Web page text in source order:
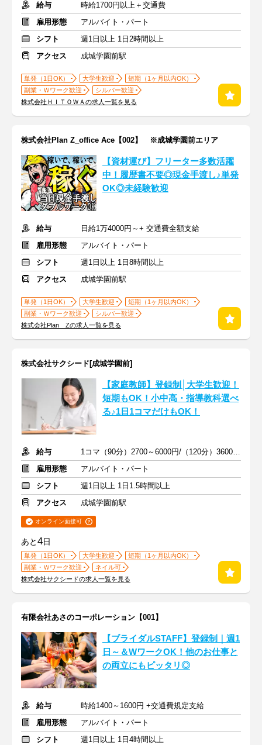
給与
時給1700円以上＋交通費
雇用形態
アルバイト・パート
シフト
週1日以上 1日2時間以上
アクセス
成城学園前駅
単発（1日OK） 大学生歓迎
短期（1ヶ月以内OK）
副業・Ｗワーク歓迎
シルバー歓迎
株式会社ＨＩＴＯＷＡの求人一覧を見る
株式会社Plan Z_office Ace【002】 ※成城学園前エリア
【資材運び】フリーター多数活躍
中！履歴書不要◎現金手渡し♪単発
OK◎未経験歓迎
給与
日給1万4000円～+ 交通費全額支給
雇用形態
アルバイト・パート
シフト
週1日以上 1日8時間以上
アクセス
成城学園前駅
単発（1日OK） 大学生歓迎
短期（1ヶ月以内OK）
副業・Ｗワーク歓迎
シルバー歓迎
株式会社Plan Zの求人一覧を見る
株式会社サクシード[成城学園前]
【家庭教師】登録制│大学生歓迎！
短期もOK！小中高・指導教科選べ
る♪1日1コマだけもOK！
給与
1コマ（90分）2700～6000円/（120分）3600～1万2000円 +交通費
雇用形態
アルバイト・パート
シフト
週1日以上 1日1.5時間以上
アクセス
成城学園前駅
オンライン面接可
あと4日
単発（1日OK） 大学生歓迎
短期（1ヶ月以内OK）
副業・Ｗワーク歓迎
ネイル可
株式会社サクシードの求人一覧を見る
有限会社あさのコーポレーション【001】
【ブライダルSTAFF】登録制｜週1
日～＆WワークOK！他のお仕事と
の両立にもピッタリ◎
給与
時給1400～1600円 +交通費規定支給
雇用形態
アルバイト・パート
シフト
週1日以上 1日4時間以上